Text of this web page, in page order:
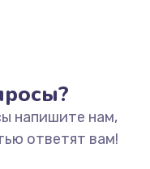
напишите нам,
ответят вам!